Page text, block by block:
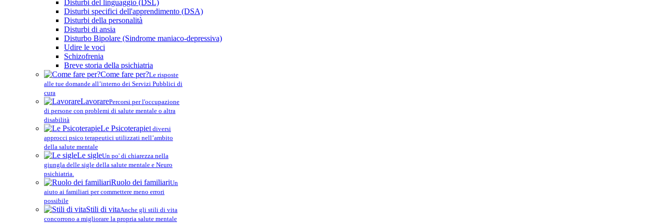
Disturbi del linguaggio (DSL)
Disturbi specifici dell'apprendimento (DSA)
Disturbi della personalità
Disturbi di ansia
Disturbo Bipolare (Sindrome maniaco-depressiva)
Udire le voci
Schizofrenia
Breve storia della psichiatria
Come fare per?Le risposte
alle tue domande all’interno dei Servizi Pubblici di
cura
LavorarePercorsi per l'occupazione
di persone con problemi di salute mentale o altra
disabilità
Le PsicoterapieI diversi
approcci psico terapeutici utilizzati nell’ambito
della salute mentale
Le sigleUn po' di chiarezza nella
giungla delle sigle della salute mentale e Neuro
psichiatria.
Ruolo dei familiariUn
aiuto ai familiari per commettere meno errori
possibile
Stili di vitaAnche gli stili di vita
concorrono a migliorare la propria salute mentale